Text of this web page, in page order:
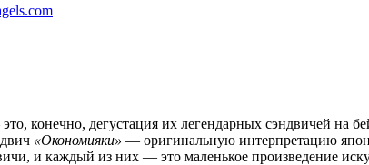
конечно, дегустация их легендарных сэндвичей на
«Окономияки» — оригинальную интерпретацию
и каждый из них — это маленькое произведение